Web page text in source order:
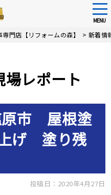
MENU
門店【リフォームの森】 > 新着情
レポート
原市 屋根塗
げ 塗り残
投稿日：2020年4月27日